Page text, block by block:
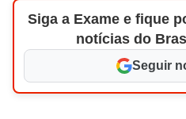
Siga a Exame e fique
notícias do
Seguir